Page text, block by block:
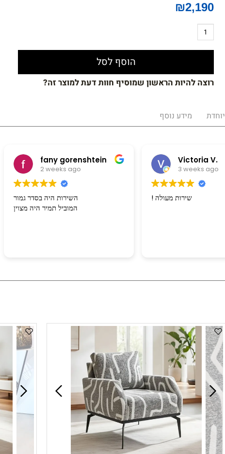
₪2,190
הוסף לסל
רוצה להיות הראשון שמוסיף חוות דעת למוצר זה?
מידע נוסף
fany gorenshtein
2 weeks ago
השירות היה בסדר גמור
המוביל תמיר היה מצוין
Victoria V.
3 weeks ago
! שירות מעולה